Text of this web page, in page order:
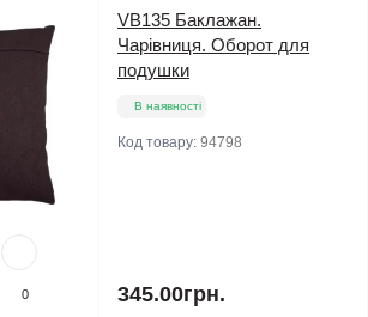
0
VB135 Баклажан.
Чарівниця. Оборот для
подушки
В наявності
Код товару: 94798
345.00грн.